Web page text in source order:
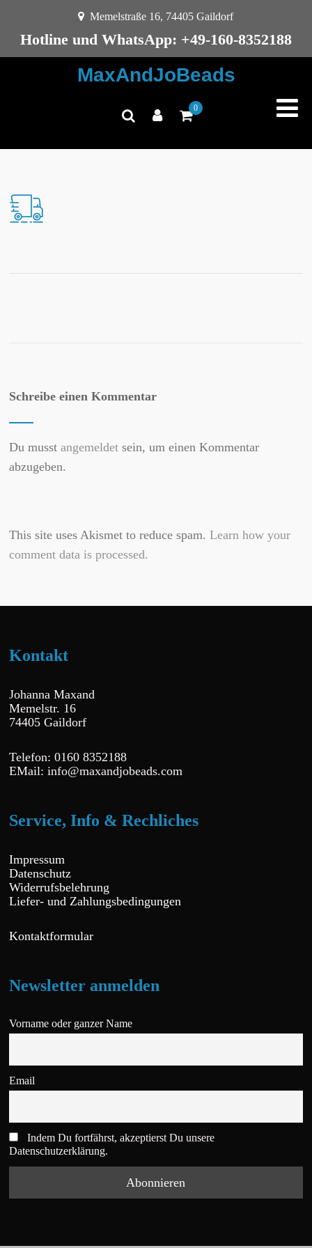
Memelstraße 16, 74405 Gaildorf
Hotline und WhatsApp: +49-160-8352188
MaxAndJoBeads
0
Schreibe einen Kommentar
Du musstangemeldet sein, um einen Kommentar
abzugeben.
This site uses Akismet to reduce spam.Learn how your
comment data is processed.
Kontakt
Johanna Maxand
Memelstr. 16
74405 Gaildorf
Telefon: 0160 8352188
EMail: info@maxandjobeads.com
Service, Info & Rechliches
Impressum
Datenschutz
Widerrufsbelehrung
Liefer- und Zahlungsbedingungen
Kontaktformular
Newsletter anmelden
Vorname oder ganzer Name
Email
Indem Du fortfährst, akzeptierst Du unsere
Datenschutzerklärung.